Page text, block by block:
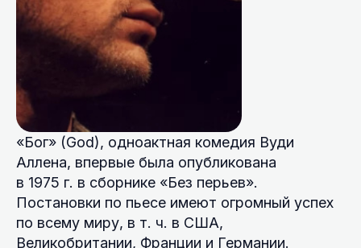
«Бог» (God), одноактная комедия Вуди
Аллена, впервые была опубликована
в 1975 г. в сборнике «Без перьев».
Постановки по пьесе имеют огромный успех
по всему миру, в т. ч. в США,
Великобритании, Франции и Германии.